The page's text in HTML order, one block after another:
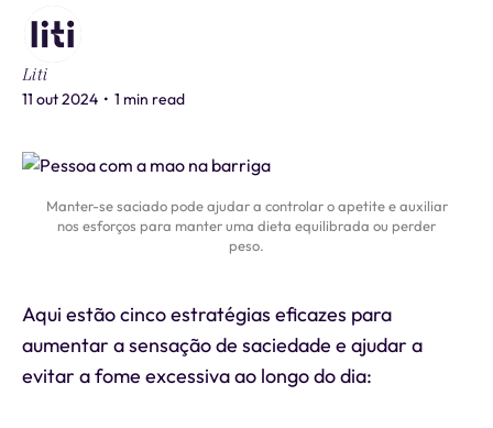
Liti
11 out 2024 • 1 min read
Manter-se saciado pode ajudar a controlar o apetite e auxiliar
nos esforços para manter uma dieta equilibrada ou perder
peso.
Aqui estão cinco estratégias eficazes para
aumentar a sensação de saciedade e ajudar a
evitar a fome excessiva ao longo do dia: